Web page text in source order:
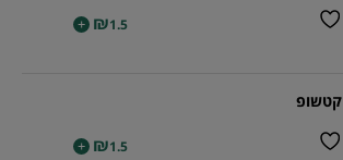
₪1.5
+
קטשופ
₪1.5
+